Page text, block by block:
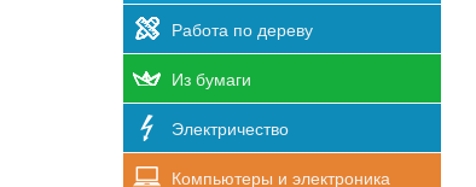
Работа по дереву
Из бумаги
Электричество
Компьютеры и электроника